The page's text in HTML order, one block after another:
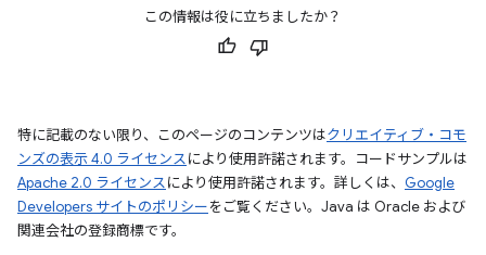
この情報は役に立ちましたか？
特に記載のない限り、このページのコンテンツはクリエイティブ・コモ
ンズの表示 4.0 ライセンスにより使用許諾されます。コードサンプルは
Apache 2.0 ライセンスにより使用許諾されます。詳しくは、 Google
Developers サイトのポリシーをご覧ください。Java は Oracle および
関連会社の登録商標です。